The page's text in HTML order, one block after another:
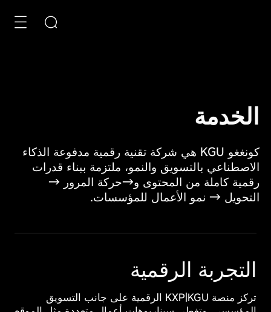
أفرغ صندوق الإدخال
روابط سريعة
نظام إدارة محتوى CMS
نظام المراكز التجارية B2B/B2C
توصية بالمنتج
الخدمة
كونغغو KGU هي شركة تقنية رقمية مدفوعة الذكاء
الاصطناعي بالتسويق والنمو، ملتزمة ببناء قدرات
رقمية كاملة من المحتوى و→حركة المرور →
التحويل → نمو الأعمال للمؤسسات.
التجربة الرقمية
تركز منصة KXP|KGU الرقمية على جانب التسويق